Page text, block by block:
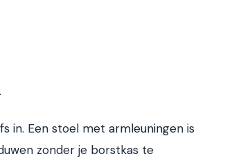
in. Een stoel met armleuningen is
zonder je borstkas te